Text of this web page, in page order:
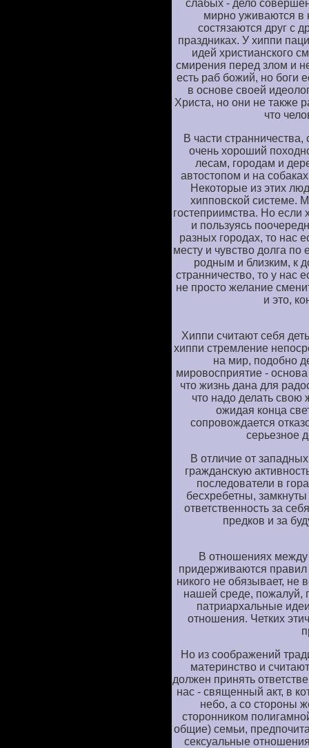
слабых - дело
мирно уживаются
состязаются друг с
праздниках. У хиппи
идей христианского
смирения перед злом и
есть раб божий, но боги
в основе своей
Христа, но они не также
что
В части
очень хороший
лесам, городам и
автостопом и на
Некоторые из этих
хипповской системе.
гостеприимства. Но если
и пользуясь
разных городах, то нас
месту и чувство долга
родным и близким, к
странничество, то у нас
не просто желание
и это,
Хиппи считают себя
хиппи стремление
на мир, подобно
мировосприятие -
что жизнь дана для
что надо делать свою
ожидая конца
сопровождается
серьезное
В отличие от
гражданскую
последователи в
бесхребетны,
ответственность за
предков и за
В отношениях
придерживаются
никого не обязывает, не
нашей среде, пожалуй,
патриархальные
отношения. Четких
Но из соображений
материнство и
должен принять
нас - священный акт, в
небо, а со стороны
сторонником
общие) семьи,
сексуальные